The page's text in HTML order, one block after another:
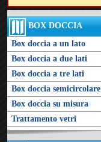
BOX DOCCIA
Box doccia a un lato
Box doccia a due lati
Box doccia a tre lati
Box doccia semicircolare
Box doccia su misura
Trattamento vetri